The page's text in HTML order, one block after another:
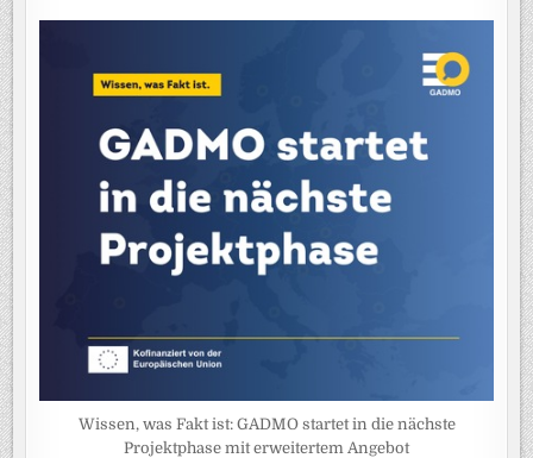
Wissen, was Fakt ist: GADMO startet in die nächste
Projektphase mit erweitertem Angebot